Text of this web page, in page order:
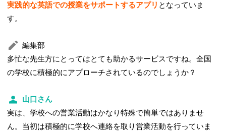
実践的な英語での授業をサポートするアプリ となっていま
す。
編集部
多忙な先生方にとってはとても助かるサービスですね。全国
の学校に積極的にアプローチされているのでしょうか？
山口さん
実は、学校への営業活動はかなり特殊で簡単ではありませ
ん。当初は積極的に学校へ連絡を取り営業活動を行っていま